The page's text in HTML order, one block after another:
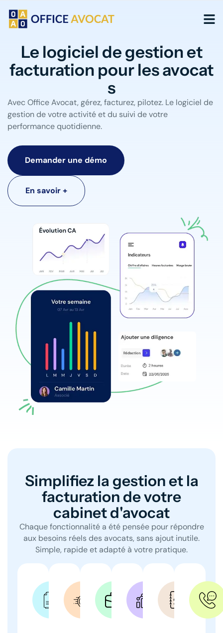
Le logiciel de gestion et
facturation pour les avocat​
s
Avec Office Avocat, gérez, facturez, pilotez. Le logiciel de
gestion de votre activité et du suivi de votre
performance quotidienne.
Demander une démo
En savoir +
Simplifiez la gestion et la
facturation de votre
cabinet d'avocat
Chaque fonctionnalité a été pensée pour répondre
aux besoins réels des avocats, sans ajout inutile.
Simple, rapide et adapté à votre pratique.